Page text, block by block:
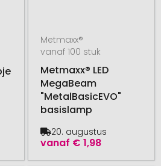
Metmaxx®
vanaf 100 stuk
Metmaxx® LED
MegaBeam
"MetalBasicEVO"
basislamp
vanaf € 1,98
20. augustus